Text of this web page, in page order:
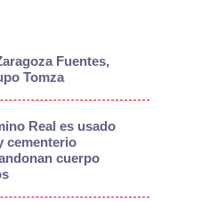
Fuentes,
Tomza
Real es usado
cementerio
cuerpo